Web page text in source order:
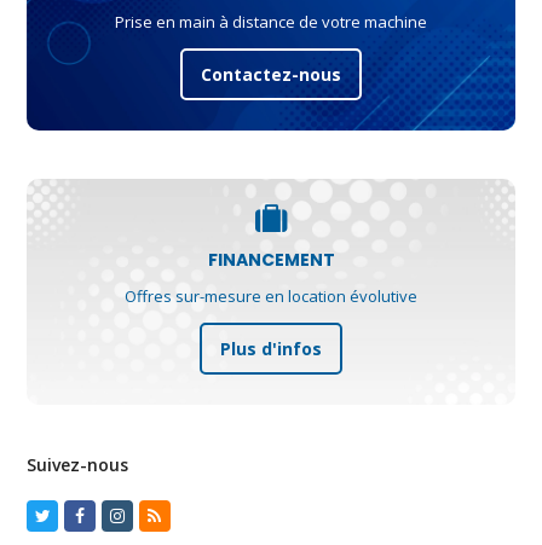
Prise en main à distance de votre machine
Contactez-nous
FINANCEMENT
Offres sur-mesure en location évolutive
Plus d'infos
Suivez-nous
TwitterFacebook
Instagram
RSS